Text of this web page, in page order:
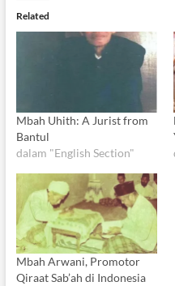
Related
Mbah Uhith: A Jurist from
Bantul
dalam "English Section"
Mbah Arwani, Promotor
Qiraat Sab’ah di Indonesia